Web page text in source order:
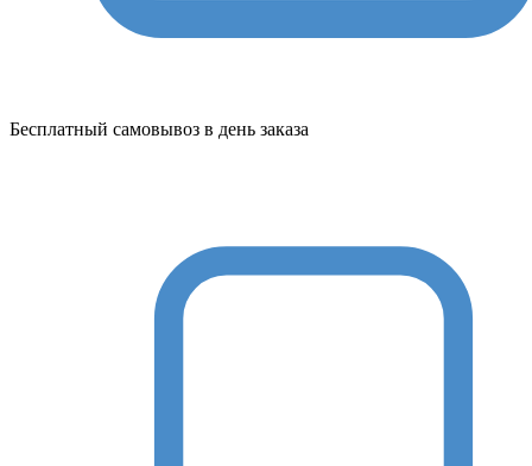
Бесплатный самовывоз в день заказа